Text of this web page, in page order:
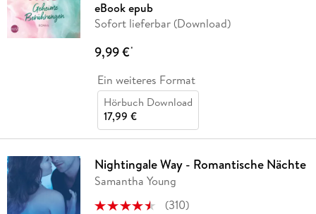
eBook epub
Sofort lieferbar (Download)
9,99 €*
Ein weiteres Format
Hörbuch Download
17,99 €
Nightingale Way - Romantische Nächte
Samantha Young
(310)